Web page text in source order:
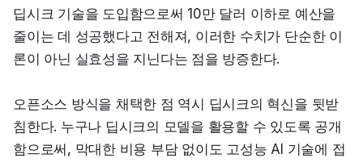
딥시크 기술을 도입함으로써 10만 달러 이하로 예산을
줄이는 데 성공했다고 전해져, 이러한 수치가 단순한 이
론이 아닌 실효성을 지닌다는 점을 방증한다.
오픈소스 방식을 채택한 점 역시 딥시크의 혁신을 뒷받
침한다. 누구나 딥시크의 모델을 활용할 수 있도록 공개
함으로써, 막대한 비용 부담 없이도 고성능 AI 기술에 접